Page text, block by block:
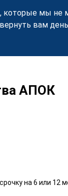
которые мы
вам
АПОК
на 6 или 12